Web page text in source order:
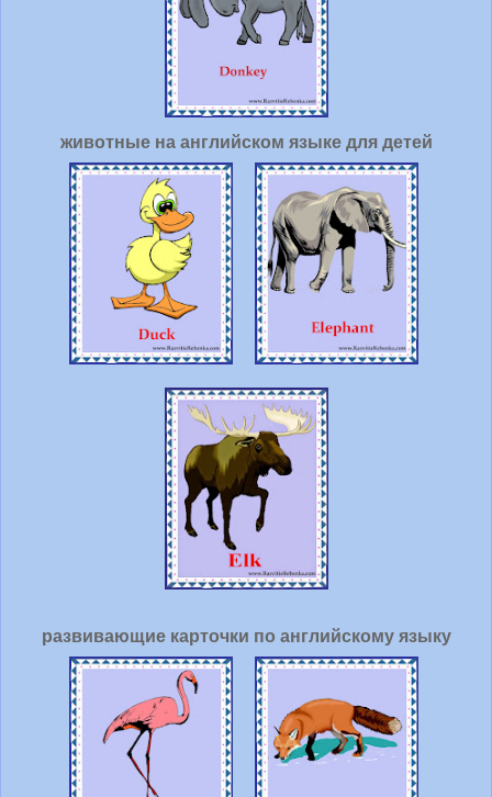
животные на английском языке для детей
развивающие карточки по английскому языку